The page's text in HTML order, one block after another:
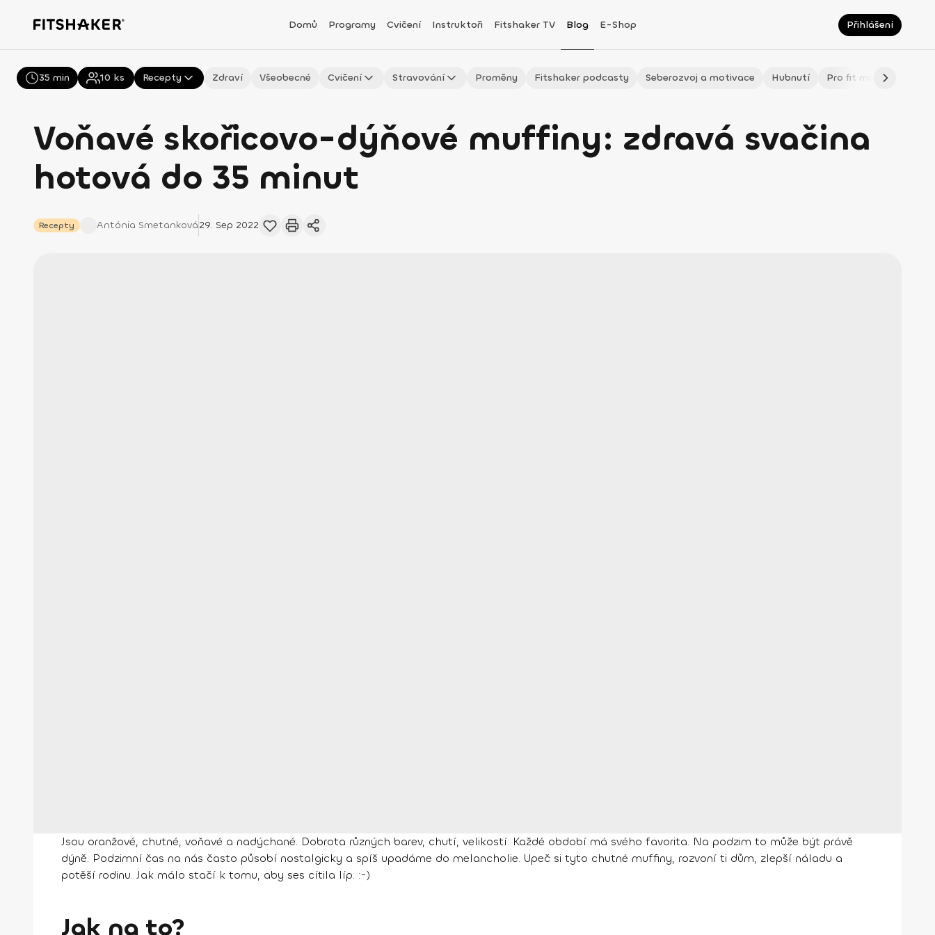
Domů Programy Cvičení Instruktoři Fitshaker TV Blog E-Shop Přihlášení
Všechny Recepty Zdraví Všeobecné Cvičení Stravování Proměny Fitshaker podcasty Seberozvoj a motivace Hubnutí Pro fit maminky
Voňavé skořicovo-dýňové muffiny: zdravá svačina
hotová do 35 minut
Recepty Antónia Smetanková29. Sep 2022
35 min 10 ks
Jsou oranžové, chutné, voňavé a nadýchané. Dobrota různých barev, chutí, velikostí. Každé období má svého favorita. Na podzim to může být právě
dýně. Podzimní čas na nás často působí nostalgicky a spíš upadáme do melancholie. Upeč si tyto chutné muffiny, rozvoní ti dům, zlepší náladu a
potěší rodinu. Jak málo stačí k tomu, aby ses cítila líp. :-)
Jak na to?